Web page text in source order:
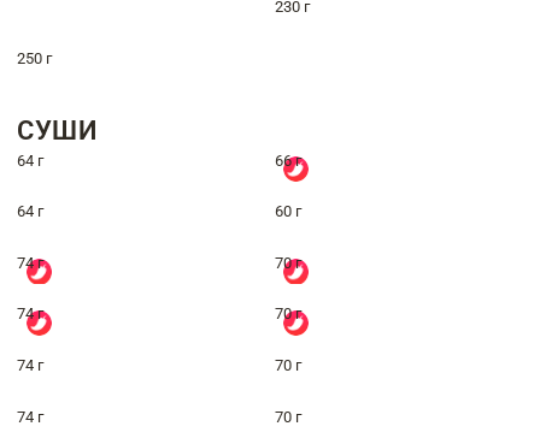
230 г
250 г
СУШИ
64 г 66 г
64 г 60 г
74 г 70 г
74 г 70 г
74 г 70 г
74 г 70 г